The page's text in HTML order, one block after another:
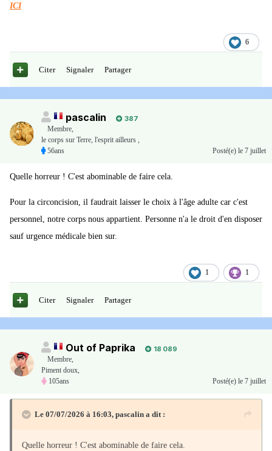
ICI
6
Citer Signaler Partager
pascalin
387
Membre,
le corps sur Terre, l'esprit ailleurs ,
56ans
Posté(e) le 7 juillet
Quelle horreur ! C'est abominable de faire cela.
Pour la circoncision, il faudrait laisser le choix à l'âge adulte car c'est
personnel, notre corps nous appartient. Personne n'a le droit d'en disposer
sauf urgence médicale bien sur.
1 1
Citer Signaler Partager
Out of Paprika
18 089
Membre,
Piment doux,
105ans
Posté(e) le 7 juillet
Le 07/07/2026 à 16:03, pascalin a dit :
Quelle horreur ! C'est abominable de faire cela.